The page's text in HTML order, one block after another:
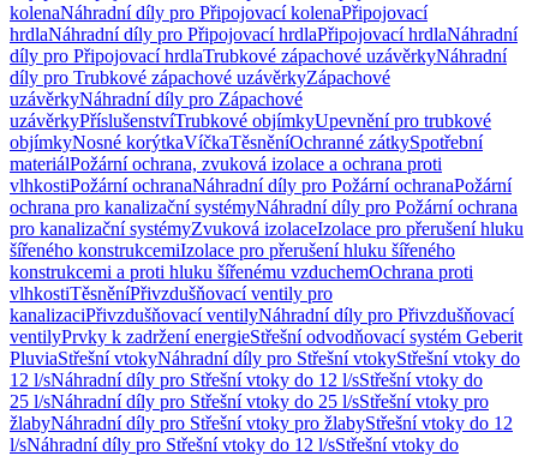
kolenaNáhradní díly pro Připojovací kolenaPřipojovací
hrdlaNáhradní díly pro Připojovací hrdlaPřipojovací hrdlaNáhradní
díly pro Připojovací hrdlaTrubkové zápachové uzávěrkyNáhradní
díly pro Trubkové zápachové uzávěrkyZápachové
uzávěrkyNáhradní díly pro Zápachové
uzávěrkyPříslušenstvíTrubkové objímkyUpevnění pro trubkové
objímkyNosné korýtkaVíčkaTěsněníOchranné zátkySpotřební
materiálPožární ochrana, zvuková izolace a ochrana proti
vlhkostiPožární ochranaNáhradní díly pro Požární ochranaPožární
ochrana pro kanalizační systémyNáhradní díly pro Požární ochrana
pro kanalizační systémyZvuková izolaceIzolace pro přerušení hluku
šířeného konstrukcemiIzolace pro přerušení hluku šířeného
konstrukcemi a proti hluku šířenému vzduchemOchrana proti
vlhkostiTěsněníPřivzdušňovací ventily pro
kanalizaciPřivzdušňovací ventilyNáhradní díly pro Přivzdušňovací
ventilyPrvky k zadržení energieStřešní odvodňovací systém Geberit
PluviaStřešní vtokyNáhradní díly pro Střešní vtokyStřešní vtoky do
12 l/sNáhradní díly pro Střešní vtoky do 12 l/sStřešní vtoky do
25 l/sNáhradní díly pro Střešní vtoky do 25 l/sStřešní vtoky pro
žlabyNáhradní díly pro Střešní vtoky pro žlabyStřešní vtoky do 12
l/sNáhradní díly pro Střešní vtoky do 12 l/sStřešní vtoky do